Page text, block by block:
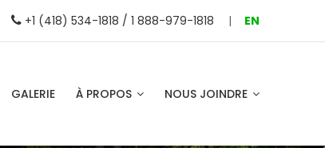
+1 (418) 534-1818 / 1 888-979-1818 | EN
GALERIE À PROPOS NOUS JOINDRE